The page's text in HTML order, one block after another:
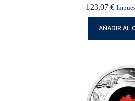
123,07€
AÑADIR AL